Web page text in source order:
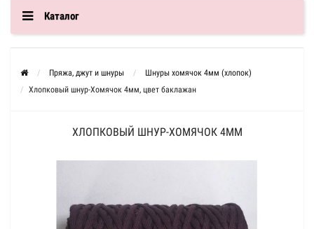
Каталог
Пряжа, джут и шнуры
Шнуры хомячок 4мм (хлопок)
Хлопковый шнур-Хомячок 4мм, цвет баклажан
ХЛОПКОВЫЙ ШНУР-ХОМЯЧОК 4ММ